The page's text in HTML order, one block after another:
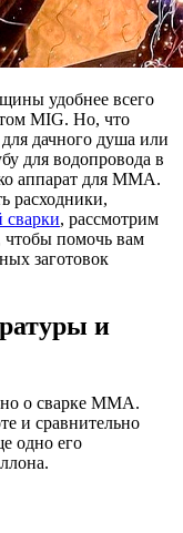
удобнее всего
MIG. Но, что
для дачного душа или
для водопровода в
аппарат для MMA.
расходники,
сварки, рассмотрим
чтобы помочь вам
заготовок
и
о сварке ММА.
и сравнительно
одно его